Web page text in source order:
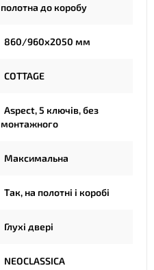
полотна до коробу
860/960х2050 мм
COTTAGE
Aspect, 5 ключів, без
монтажного
Максимальна
Так, на полотні і коробі
Глухі двері
NEOCLASSICA